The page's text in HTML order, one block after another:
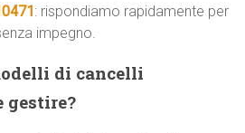
: rispondiamo rapidamente per
impegno.
di cancelli
gestire?